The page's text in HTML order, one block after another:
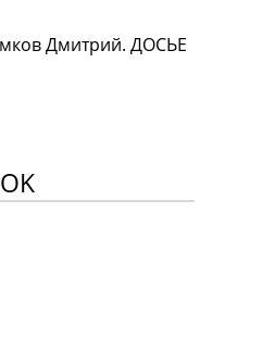
Дмитрий. ДОСЬЕ